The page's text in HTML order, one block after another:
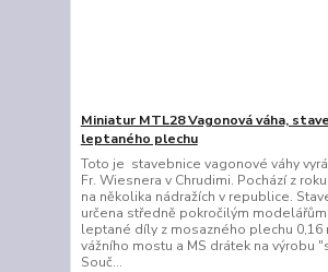
Miniatur MTL28 Vagonová váha,
leptaného plechu
Toto je stavebnice vagonové váhy
Fr. Wiesnera v Chrudimi. Pochází z
na několika nádražích v republice.
určena středně pokročilým
leptané díly z mosazného plechu 0,16
vážního mostu a MS drátek na výrobu
Souč...